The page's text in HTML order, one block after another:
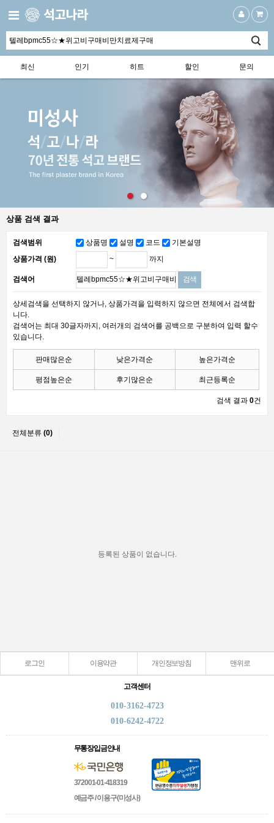
최신 인기 히트 할인 문의
상품 검색 결과
검색범위 상품명 설명 코드
기본설명
상품가격 (원)
~ 까지
검색어
상세검색을 선택하지 않거나, 상품가격을 입력하지 않으면 전체에서 검색합
니다.
검색어는 최대 30글자까지, 여러개의 검색어를 공백으로 구분하여 입력 할수
있습니다.
판매많은순 낮은가격순 높은가격순
평점높은순 후기많은순 최근등록순
검색 결과 0건
전체분류 (0)
등록된 상품이 없습니다.
로그인 이용약관 개인정보방침 맨위로
고객센터
010-3162-4723
010-6242-4722
무통장입금안내
372001-01-418319
예금주 / 이용구(미성사)